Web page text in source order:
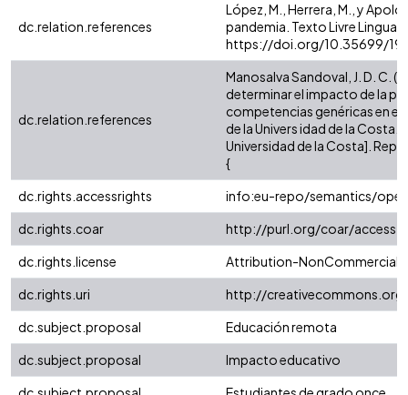
dc.relation.references
López, M., Herrera, M., y
pandemia. Texto Livre
https://doi.org/10.35699/
dc.relation.references
Manosalva Sandoval, J. D. C.
determinar el impacto de la
competencias genéricas en
de la Univers idad de la
Universidad de la Costa].
{
dc.rights.accessrights
info:eu-repo/semantics/
dc.rights.coar
http://purl.org/coar/
dc.rights.license
Attribution-NonCommercial-
dc.rights.uri
http://
dc.subject.proposal
Educación remota
dc.subject.proposal
Impacto educativo